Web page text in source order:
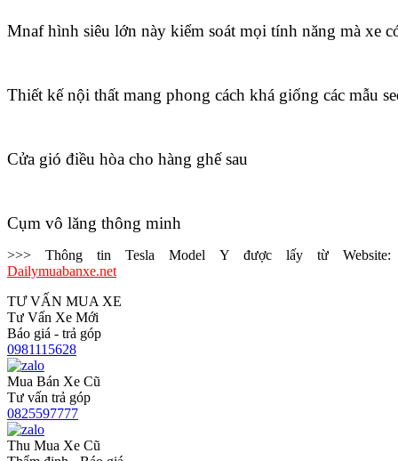
Mnaf hình siêu lớn này kiểm soát mọi tính năng mà xe
Thiết kế nội thất mang phong cách khá giống các mẫu
Cửa gió điều hòa cho hàng ghế sau
Cụm vô lăng thông minh
>>> Thông tin Tesla Model Y được lấy từ Website:
Dailymuabanxe.net
TƯ VẤN MUA XE
Tư Vấn Xe Mới
Báo giá - trả góp
0981115628
Mua Bán Xe Cũ
Tư vấn trả góp
0825597777
Thu Mua Xe Cũ